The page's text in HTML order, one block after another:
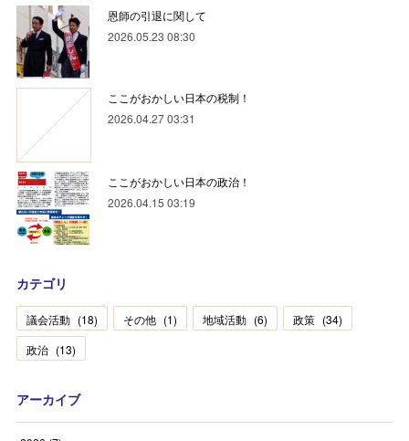
恩師の引退に関して
2026.05.23 08:30
ここがおかしい日本の税制！
2026.04.27 03:31
ここがおかしい日本の政治！
2026.04.15 03:19
カテゴリ
議会活動 (18) その他 (1) 地域活動 (6) 政策 (34)
政治 (13)
アーカイブ